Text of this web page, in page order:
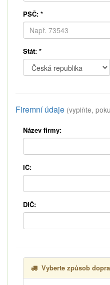
PSČ: *
Stát: *
Firemní údaje (vyplňte,
Název firmy:
IČ:
DIČ:
Vyberte způsob